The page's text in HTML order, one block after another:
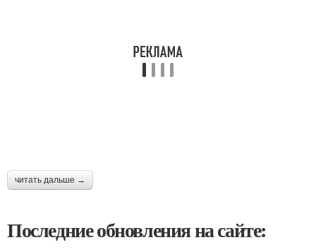
читать дальше →
Последние обновления на сайте: